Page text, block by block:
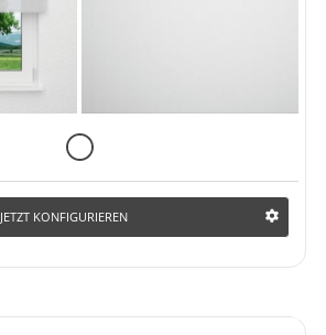
JETZT KONFIGURIEREN